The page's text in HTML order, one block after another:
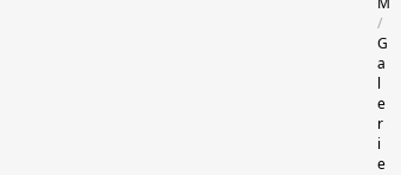
G
a
l
e
r
i
e